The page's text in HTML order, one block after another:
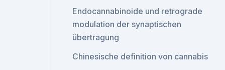
Endocannabinoide und retrograde
modulation der synaptischen
übertragung
Chinesische definition von cannabis